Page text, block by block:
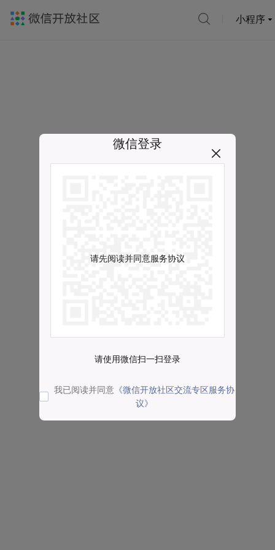
小程序
微信登录
请先阅读并同意服务协议
请使用微信扫一扫登录
我已阅读并同意 《微信开放社区交流专区服务协
议》